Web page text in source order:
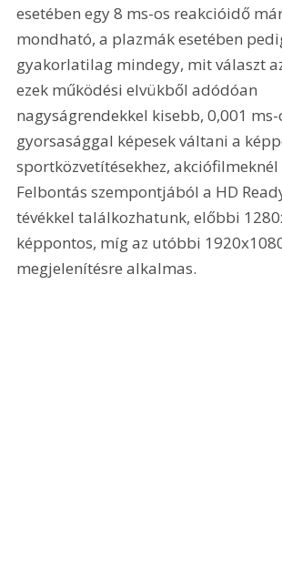
esetében egy 8 ms-os reakcióidő
mondható, a plazmák esetében
gyakorlatilag mindegy, mit választ
ezek működési elvükből adódóan
nagyságrendekkel kisebb, 0,001 ms-
gyorsasággal képesek váltani a
sportközvetítésekhez,
Felbontás szempontjából a HD
tévékkel találkozhatunk, előbbi
képpontos, míg az utóbbi
megjelenítésre alkalmas.